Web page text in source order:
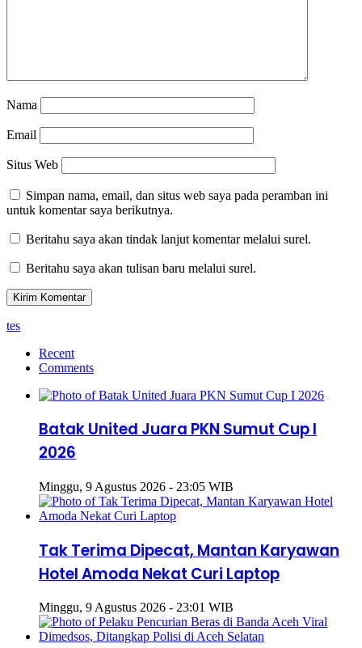
Nama
Email
Situs Web
Simpan nama, email, dan situs web saya pada peramban ini
untuk komentar saya berikutnya.
Beritahu saya akan tindak lanjut komentar melalui surel.
Beritahu saya akan tulisan baru melalui surel.
tes
Recent
Comments
Batak United Juara PKN Sumut Cup I
2026
Minggu, 9 Agustus 2026 - 23:05 WIB
Tak Terima Dipecat, Mantan Karyawan
Hotel Amoda Nekat Curi Laptop
Minggu, 9 Agustus 2026 - 23:01 WIB